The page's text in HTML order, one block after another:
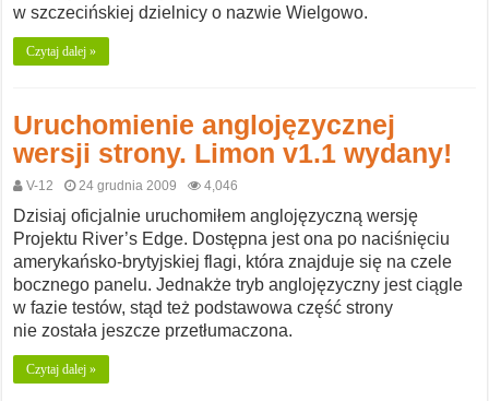
w szczecińskiej dzielnicy o nazwie Wielgowo.
Czytaj dalej »
Uruchomienie anglojęzycznej
wersji strony. Limon v1.1 wydany!
V-12 24 grudnia 2009 4,046
Dzisiaj oficjalnie uruchomiłem anglojęzyczną wersję
Projektu River’s Edge. Dostępna jest ona po naciśnięciu
amerykańsko-brytyjskiej flagi, która znajduje się na czele
bocznego panelu. Jednakże tryb anglojęzyczny jest ciągle
w fazie testów, stąd też podstawowa część strony
nie została jeszcze przetłumaczona.
Czytaj dalej »